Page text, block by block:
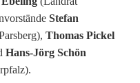
Stefan
Thomas Pickel
Hans-Jörg Schön